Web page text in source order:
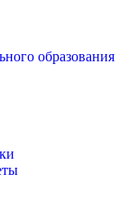
образования